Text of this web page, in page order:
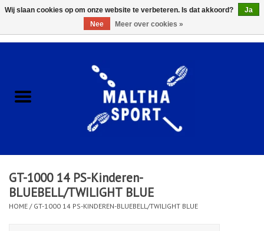
ACCESSOIRES/HARDWARE
KLEDING
CLUBSHOPS
GT-1000 14 PS-Kinderen-
BLUEBELL/TWILIGHT BLUE
HOME / GT-1000 14 PS-KINDEREN-BLUEBELL/TWILIGHT BLUE
Wij slaan cookies op om onze website te verbeteren. Is dat akkoord?
Ja
Nee
Meer over cookies »